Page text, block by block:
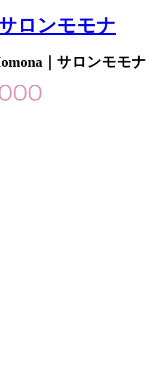
ロンモモナ
｜サロンモモナ